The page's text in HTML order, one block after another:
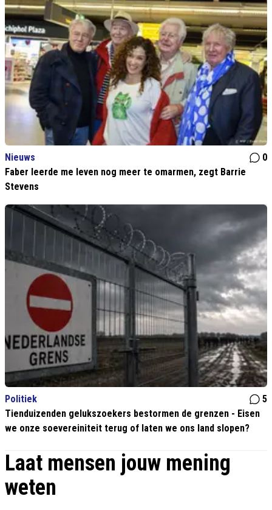
Nieuws
0
Faber leerde me leven nog meer te omarmen, zegt Barrie
Stevens
Politiek
5
Tienduizenden gelukszoekers bestormen de grenzen - Eisen
we onze soevereiniteit terug of laten we ons land slopen?
Laat mensen jouw mening
weten